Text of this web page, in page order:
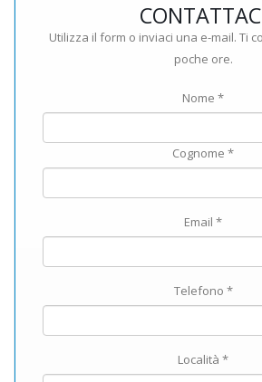
Utilizza il form o inviaci una e-mail. Ti
poche ore.
Nome *
Cognome *
Email *
Telefono *
Località *